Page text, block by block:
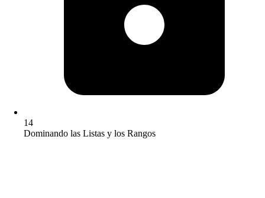
14
Dominando las Listas y los Rangos